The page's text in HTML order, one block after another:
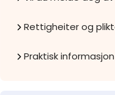
Rettigheiter og
Praktisk informasjon